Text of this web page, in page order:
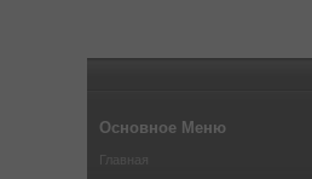
Основное Меню
Главная